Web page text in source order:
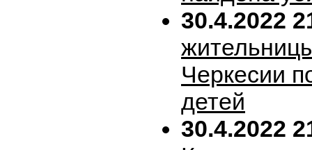
30.4.2022
Черкесии
детей
30.4.2022